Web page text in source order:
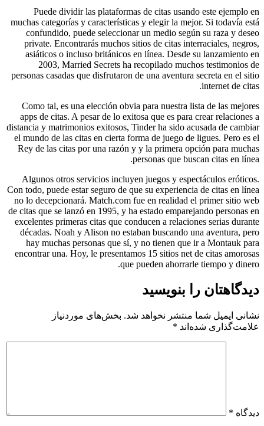
Puede dividir las plataformas de citas usando este ejemplo en
muchas categorías y características y elegir la mejor. Si todavía está
confundido, puede seleccionar un medio según su raza y deseo
private. Encontrarás muchos sitios de citas interraciales, negros,
asiáticos o incluso británicos en línea. Desde su lanzamiento en
2003, Married Secrets ha recopilado muchos testimonios de
personas casadas que disfrutaron de una aventura secreta en el sitio
internet de citas.
Como tal, es una elección obvia para nuestra lista de las mejores
apps de citas. A pesar de lo exitosa que es para crear relaciones a
distancia y matrimonios exitosos, Tinder ha sido acusada de cambiar
el mundo de las citas en cierta forma de juego de ligues. Pero es el
Rey de las citas por una razón y y la primera opción para muchas
personas que buscan citas en línea.
Algunos otros servicios incluyen juegos y espectáculos eróticos.
Con todo, puede estar seguro de que su experiencia de citas en línea
no lo decepcionará. Match.com fue en realidad el primer sitio web
de citas que se lanzó en 1995, y ha estado emparejando personas en
excelentes primeras citas que conducen a relaciones serias durante
décadas. Noah y Alison no estaban buscando una aventura, pero
hay muchas personas que sí, y no tienen que ir a Montauk para
encontrar una. Hoy, le presentamos 15 sitios net de citas amorosas
que pueden ahorrarle tiempo y dinero.
دیدگاهتان را بنویسید
نشانی ایمیل شما منتشر نخواهد شد. بخش‌های موردنیاز
علامت‌گذاری شده‌اند *
دیدگاه *